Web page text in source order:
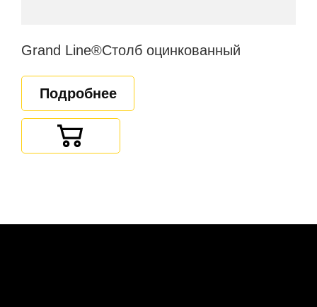
Grand Line®Столб оцинкованный
Подробнее